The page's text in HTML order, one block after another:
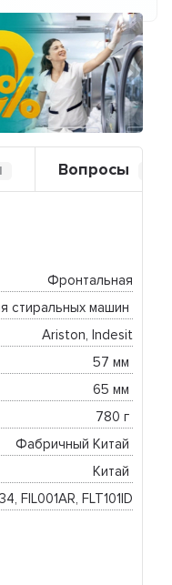
Вопросы
Фронтальная
стиральных машин
Ariston, Indesit
57 мм
65 мм
780 г
Фабричный Китай
Китай
FIL001AR, FLT101ID